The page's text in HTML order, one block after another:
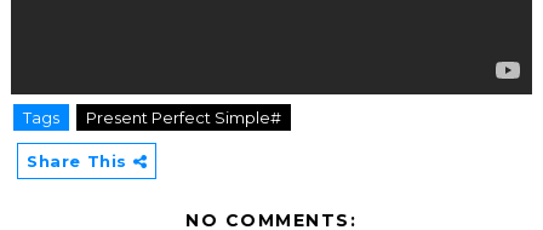
Tags Present Perfect Simple#
Share This
NO COMMENTS: